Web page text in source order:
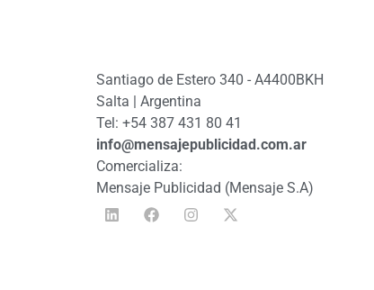
Santiago de Estero 340 - A4400BKH
Salta | Argentina
Tel: +54 387 431 80 41
info@mensajepublicidad.com.ar
Comercializa:
Mensaje Publicidad (Mensaje S.A)